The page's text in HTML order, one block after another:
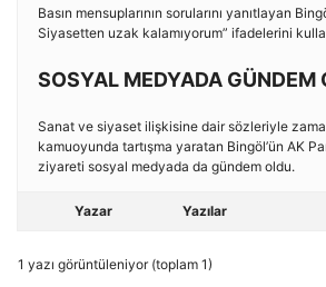
Basın mensuplarının sorularını yanıtlayan
Siyasetten uzak kalamıyorum” ifadelerini
SOSYAL MEDYADA GÜNDEM
Sanat ve siyaset ilişkisine dair sözleriyle
kamuoyunda tartışma yaratan Bingöl’ün AK
ziyareti sosyal medyada da gündem oldu.
Yazar Yazılar
1 yazı görüntüleniyor (toplam 1)